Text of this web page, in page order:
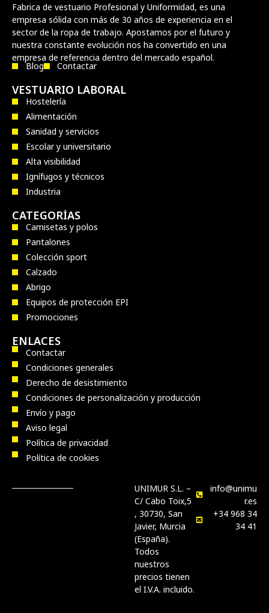
Fabrica de vestuario Profesional y Uniformidad, es una
empresa sólida con más de 30 años de experiencia en el
sector de la ropa de trabajo. Apostamos por el futuro y
nuestra constante evolución nos ha convertido en una
empresa de referencia dentro del mercado español.
Blog Contactar
VESTUARIO LABORAL
Hostelería
Alimentación
Sanidad y servicios
Escolar y universitario
Alta visibilidad
Ignífugos y técnicos
Industria
CATEGORÍAS
Camisetas y polos
Pantalones
Colección sport
Calzado
Abrigo
Equipos de protección EPI
Promociones
ENLACES
Contactar
Condiciones generales
Derecho de desistimiento
Condiciones de personalización y producción
Envío y pago
Aviso legal
Política de privacidad
Política de cookies
UNIMUR S.L. –
C/ Cabo Toix,5
, 30730, San
Javier, Murcia
(España).
Todos
nuestros
precios tienen
el I.V.A. incluido.
info@unimu
r.es
+34 968 34
34 41